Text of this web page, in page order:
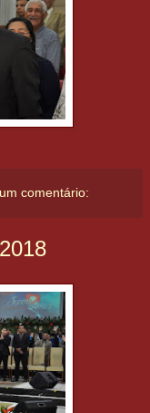
comentário: